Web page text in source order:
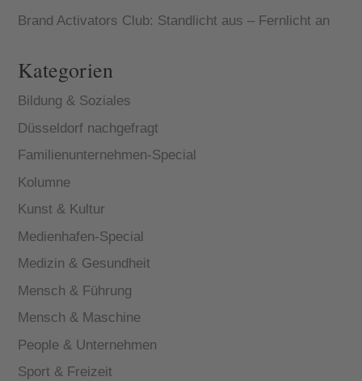
Brand Activators Club: Standlicht aus – Fernlicht an
Kategorien
Bildung & Soziales
Düsseldorf nachgefragt
Familienunternehmen-Special
Kolumne
Kunst & Kultur
Medienhafen-Special
Medizin & Gesundheit
Mensch & Führung
Mensch & Maschine
People & Unternehmen
Sport & Freizeit